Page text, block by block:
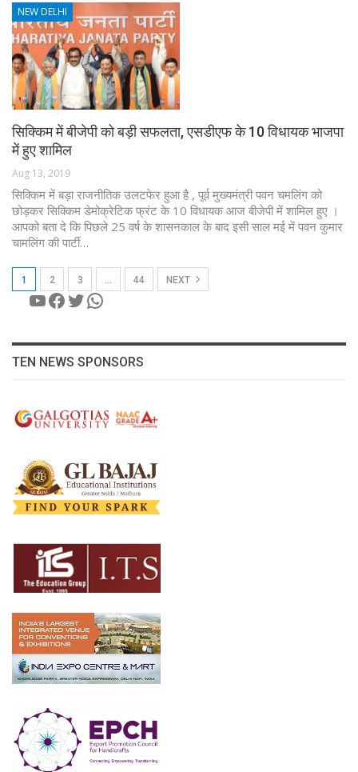
NEW DELHI
सिक्किम में बीजेपी को बड़ी सफलता, एसडीएफ के 10 विधायक भाजपा
में हुए शामिल
Aug 13, 2019
सिक्किम में बड़ा राजनीतिक उलटफेर हुआ है , पूर्व मुख्यमंत्री पवन चमलिंग को
छोड़कर सिक्किम डेमोक्रेटिक फ्रंट के 10 विधायक आज बीजेपी में शामिल हुए ।
आपको बता दे कि पिछले 25 वर्ष के शासनकाल के बाद इसी साल मई में पवन कुमार
चामलिंग की पार्टी…
1 2 3 … 44 NEXT
YouTube
Facebook
Twitter
WhatsApp
TEN NEWS SPONSORS